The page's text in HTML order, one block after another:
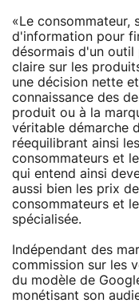
«Le consommateur,
d'information pour
désormais d'un outil
claire sur les
une décision nette
connaissance des
produit ou à la
véritable démarche
réequilibrant ainsi
consommateurs et
qui entend ainsi
aussi bien les prix
consommateurs et
spécialisée.
Indépendant des
commission sur les
du modèle de
monétisant son